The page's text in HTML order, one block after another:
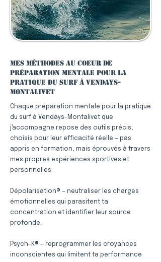
Mes méthodes au coeur de
préparation mentale pour la
pratique du surf à Vendays-
Montalivet
Chaque préparation mentale pour la pratique
du surf à Vendays-Montalivet que
j'accompagne repose des outils précis,
choisis pour leur efficacité réelle — pas
appris en formation, mais éprouvés à travers
mes propres expériences sportives et
personnelles.
Dépolarisation® — neutraliser les charges
émotionnelles qui parasitent ta
concentration et identifier leur source
profonde.
Psych-K® — reprogrammer les croyances
inconscientes qui limitent ta performance